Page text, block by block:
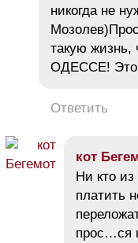
никогда не
такую жизнь,
ОДЕССЕ! Это
Ответить
кот
Ни кто из
платить
прос…ся